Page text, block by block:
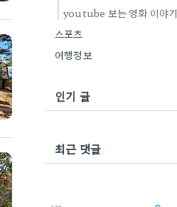
youtube 보는 영화 이야기
스포츠
여행정보
인기 글
최근 댓글